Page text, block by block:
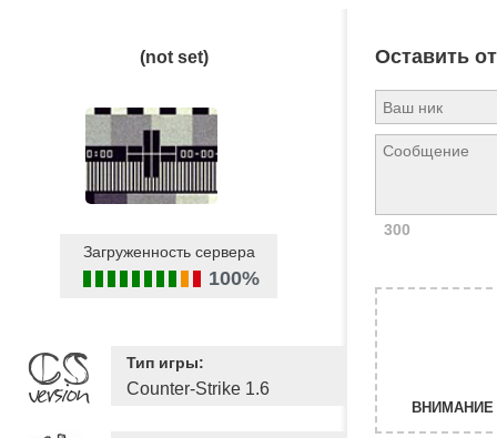
(not set)
Загруженность сервера
100%
Тип игры:
Counter-Strike 1.6
Оставить
300
ВНИМАНИЕ